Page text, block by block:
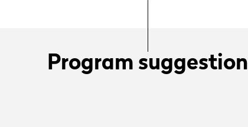
Program suggestion